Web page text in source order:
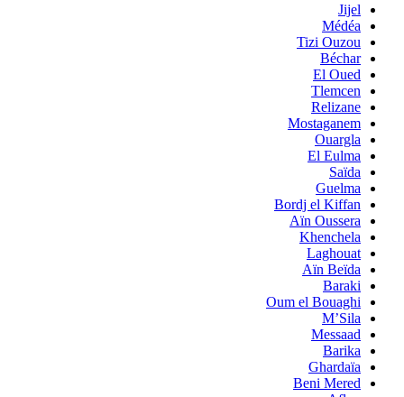
Jijel
Médéa
Tizi Ouzou
Béchar
El Oued
Tlemcen
Relizane
Mostaganem
Ouargla
El Eulma
Saïda
Guelma
Bordj el Kiffan
Aïn Oussera
Khenchela
Laghouat
Aïn Beïda
Baraki
Oum el Bouaghi
M’Sila
Messaad
Barika
Ghardaïa
Beni Mered